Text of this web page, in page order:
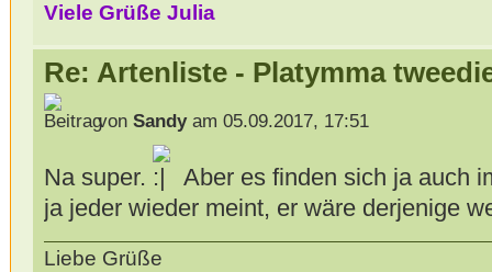
Viele Grüße Julia
Re: Artenliste - Platymma
von Sandyam 05.09.2017, 17:51
Na super.
Aber es finden sich ja auch
ja jeder wieder meint, er wäre derjenige
Liebe Grüße